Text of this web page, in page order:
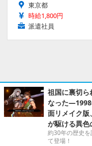
東京都
時給1,800円
派遣社員
祖国に裏切ら
なった―1998
面リメイク版
が駆ける異色
約30年の歴史
て登場！